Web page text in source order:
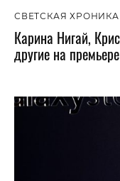
СВЕТСКАЯ ХРОНИКА
Карина Нигай,
другие на